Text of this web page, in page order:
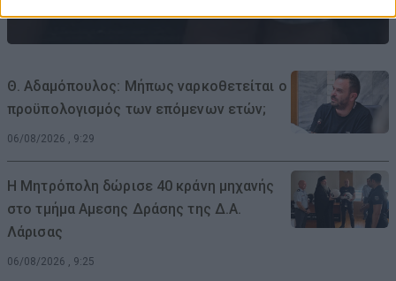
Θ. Αδαμόπουλος: Μήπως ναρκοθετείται ο
προϋπολογισμός των επόμενων ετών;
06/08/2026 , 9:29
Η Μητρόπολη δώρισε 40 κράνη μηχανής
στο τμήμα Αμεσης Δράσης της Δ.Α.
Λάρισας
06/08/2026 , 9:25